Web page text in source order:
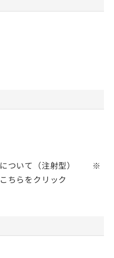
について（注射型） ※
ちらをクリック